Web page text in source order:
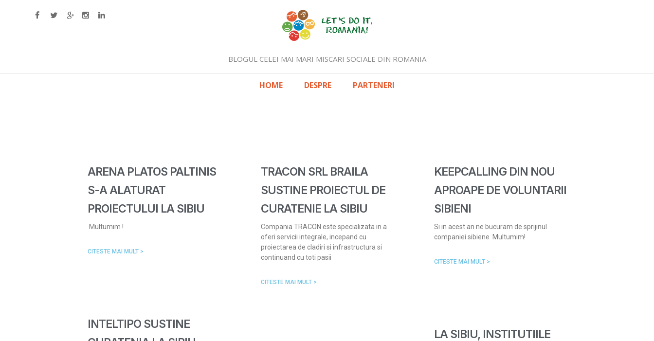
BLOGUL CELEI MAI MARI MISCARI SOCIALE DIN ROMANIA
HOME DESPRE PARTENERI
ARENA PLATOS PALTINIS
S-A ALATURAT
PROIECTULUI LA SIBIU
Multumim !
CITESTE MAI MULT >
TRACON SRL BRAILA
SUSTINE PROIECTUL DE
CURATENIE LA SIBIU
Compania TRACON este specializata in a
oferi servicii integrale, incepand cu
proiectarea de cladiri si infrastructura si
continuand cu toti pasii
CITESTE MAI MULT >
KEEPCALLING DIN NOU
APROAPE DE VOLUNTARII
SIBIENI
Si in acest an ne bucuram de sprijinul
companiei sibiene Multumim!
CITESTE MAI MULT >
INTELTIPO SUSTINE
LA SIBIU, INSTITUTIILE